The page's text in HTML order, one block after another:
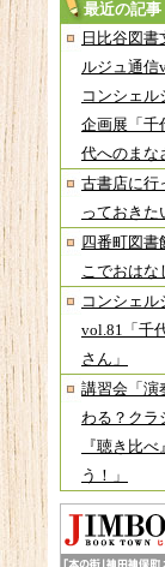
最近の記事
日比谷図書
ルジュ通信
コンシェル
企画展「
代へのま
古書店に行
っておきた
四番町図書
こでおはな
コンシェル
vol.81「千
さん」
講習会「演
わる？クラ
『聴き比
う！」